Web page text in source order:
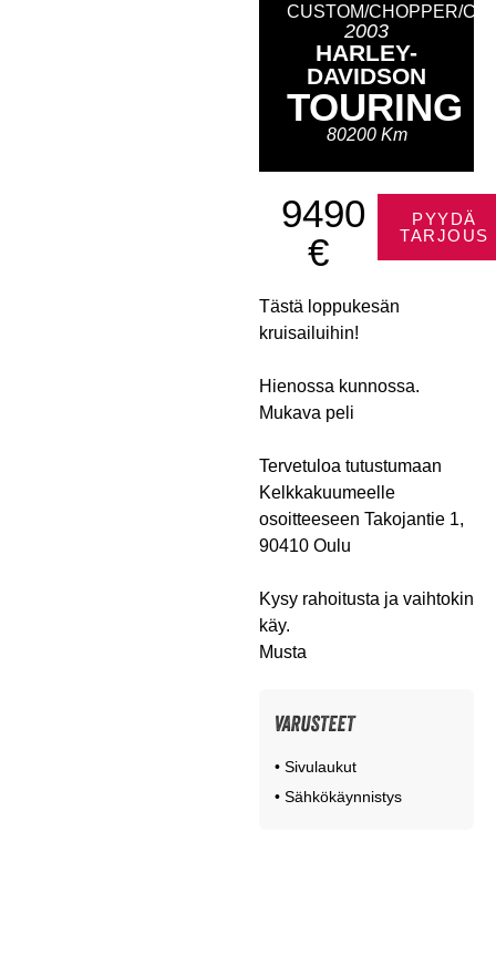
CUSTOM/CHOPPER/
2003
HARLEY-
DAVIDSON
TOURING
80200 Km
9490
€
PYYDÄ
TARJOUS
Tästä loppukesän
kruisailuihin!
Hienossa kunnossa.
Mukava peli
Tervetuloa tutustumaan
Kelkkakuumeelle
osoitteeseen Takojantie 1,
90410 Oulu
Kysy rahoitusta ja vaihtokin
käy.
Musta
VARUSTEET
• Sivulaukut
• Sähkökäynnistys